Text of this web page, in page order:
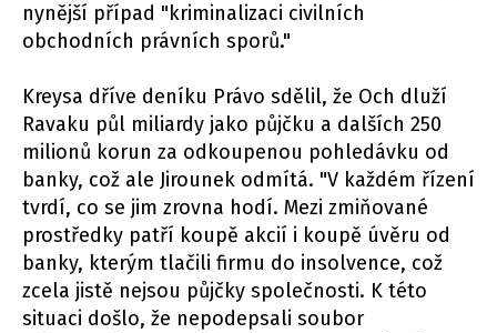
nynější případ "kriminalizaci civilních
obchodních právních sporů."
Kreysa dříve deníku Právo sdělil, že Och dluží
Ravaku půl miliardy jako půjčku a dalších 250
milionů korun za odkoupenou pohledávku od
banky, což ale Jirounek odmítá. "V každém řízení
tvrdí, co se jim zrovna hodí. Mezi zmiňované
prostředky patří koupě akcií i koupě úvěru od
banky, kterým tlačili firmu do insolvence, což
zcela jistě nejsou půjčky společnosti. K této
situaci došlo, že nepodepsali soubor